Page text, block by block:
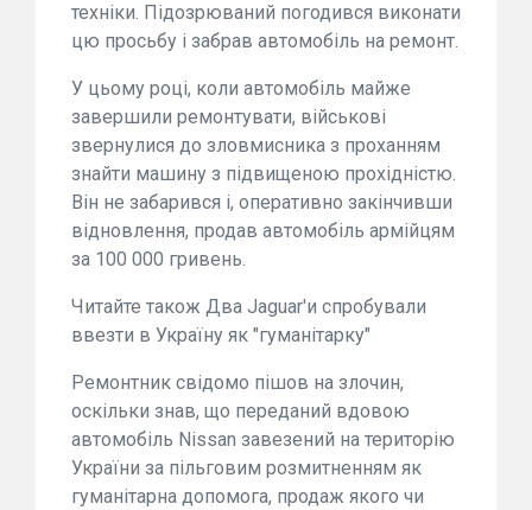
техніки. Підозрюваний погодився виконати
цю просьбу і забрав автомобіль на ремонт.
У цьому році, коли автомобіль майже
завершили ремонтувати, військові
звернулися до зловмисника з проханням
знайти машину з підвищеною прохідністю.
Він не забарився і, оперативно закінчивши
відновлення, продав автомобіль армійцям
за 100 000 гривень.
Читайте також Два Jaguar'и спробували
ввезти в Україну як "гуманітарку"
Ремонтник свідомо пішов на злочин,
оскільки знав, що переданий вдовою
автомобіль Nissan завезений на територію
України за пільговим розмитненням як
гуманітарна допомога, продаж якого чи